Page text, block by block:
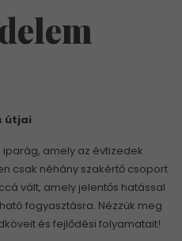
útjai
amely az évtizedek
csak néhány szakértő csoport
vált, amely jelentős hatással
fogyasztásra. Nézzük meg
és fejlődési folyamatait!